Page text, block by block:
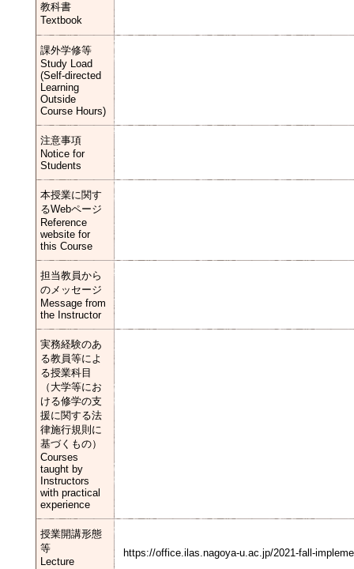
教科書
Textbook
課外学修等
Study Load
(Self-directed
Learning
Outside
Course Hours)
注意事項
Notice for
Students
本授業に関す
るWebページ
Reference
website for
this Course
担当教員から
のメッセージ
Message from
the Instructor
実務経験のあ
る教員等によ
る授業科目
（大学等にお
ける修学の支
援に関する法
律施行規則に
基づくもの）
Courses
taught by
Instructors
with practical
experience
授業開講形態
等
Lecture
https://office.ilas.nagoya-u.ac.jp/2021-fall-